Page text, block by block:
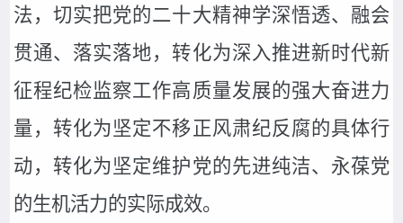
法，切实把党的二十大精神学深悟透、融会
贯通、落实落地，转化为深入推进新时代新
征程纪检监察工作高质量发展的强大奋进力
量，转化为坚定不移正风肃纪反腐的具体行
动，转化为坚定维护党的先进纯洁、永葆党
的生机活力的实际成效。